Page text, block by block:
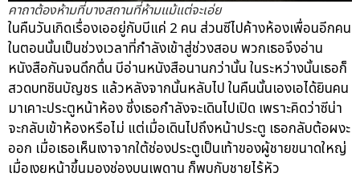
คาถาต้องห้ามที่บางสถานที่ห้ามแม้แต่จะเอ่ย
ในคืนวันเกิดเรื่องเออยู่กับบีแค่ 2 คน ส่วนซีไปค้างห้องเพื่อนอีกคน
ในตอนนั้นเป็นช่วงเวลาที่กำลังเข้าสู่ช่วงสอบ พวกเธอจึงอ่าน
หนังสือกันจนดึกดื่น บีอ่านหนังสือนานกว่านั้น ในระหว่างนั้นเธอก็
สวดบทชินบัญชร แล้วหลังจากนั้นหลับไป ในคืนนั้นเองเอได้ยินคน
มาเคาะประตูหน้าห้อง ซึ่งเธอกำลังจะเดินไปเปิด เพราะคิดว่าซีน่า
จะกลับเข้าห้องหรือไม่ แต่เมื่อเดินไปถึงหน้าประตู เธอกลับต้อผงะ
ออก เมื่อเธอเห็นเงาจากใต้ช่องประตูเป็นเท้าของผู้ชายขนาดใหญ่
เมื่อเงยหน้าขึ้นมองช่องบนเพดาน ก็พบกับชายไร้หัว